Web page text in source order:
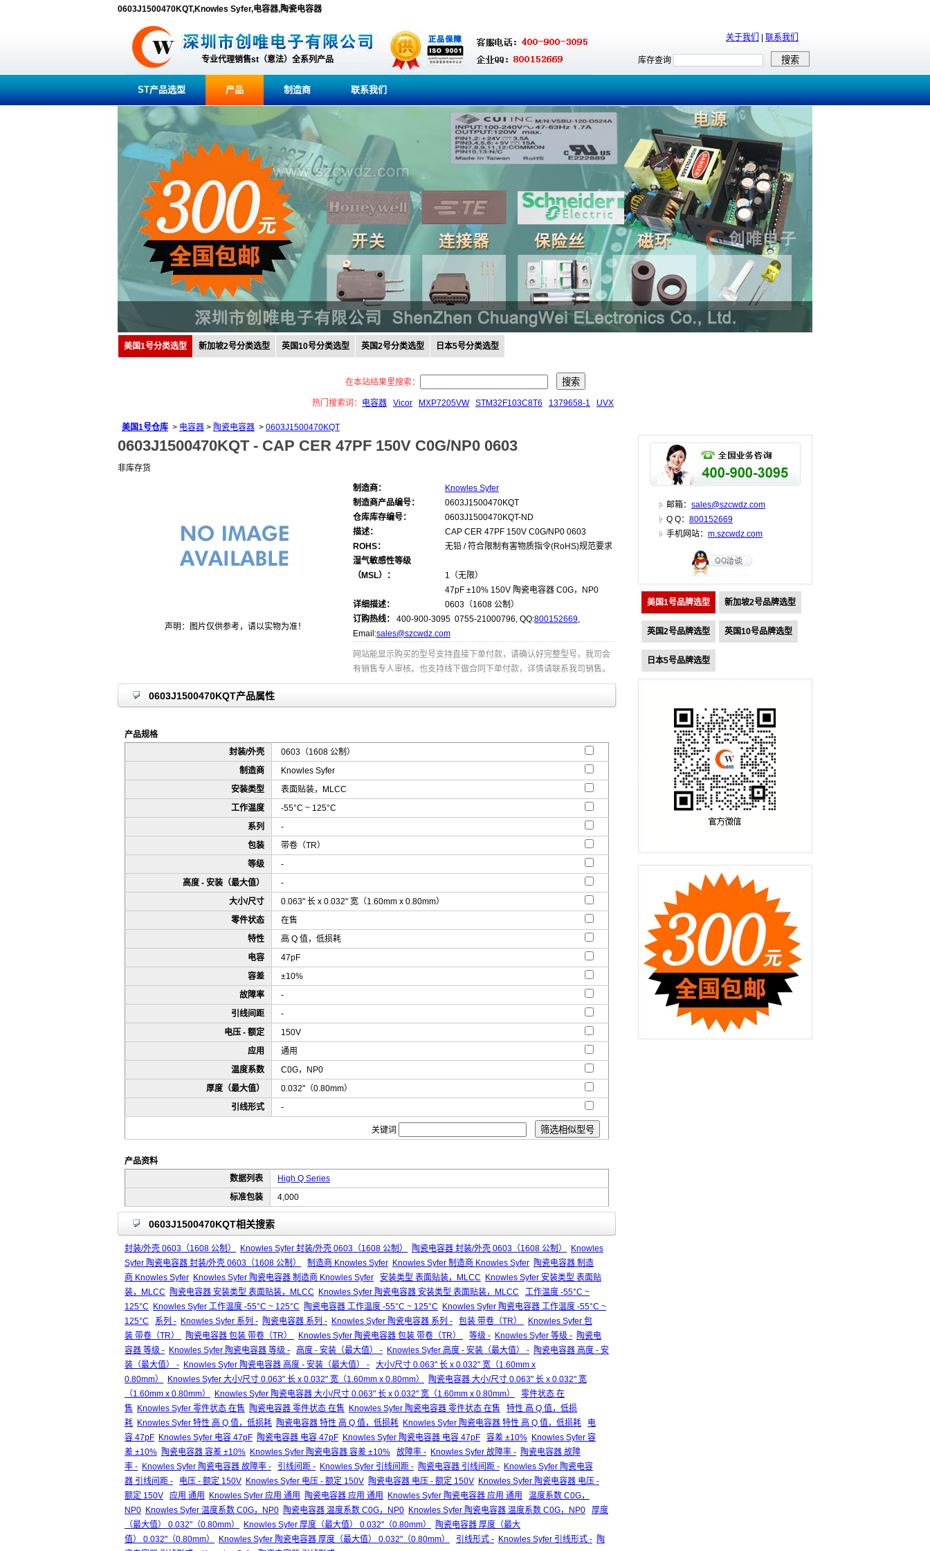
0603J1500470KQT,Knowles Syfer,电容器,陶瓷电容器
专业代理销售st（意法）全系列产品
关于我们 联系我们
库存查询
ST产品选型 产品 制造商 联系我们
美国1号分类选型 新加坡2号分类选型 英国10号分类选型 英国2号分类选型 日本5号分类选型
在本站结果里搜索：
热门搜索词： 电容器 Vicor MXP7205VW STM32F103C8T6 1379658-1 UVX
美国1号仓库 > 电容器 > 陶瓷电容器 > 0603J1500470KQT
0603J1500470KQT - CAP CER 47PF 150V C0G/NP0 0603
非库存货
声明：图片仅供参考，请以实物为准！
制造商：
Knowles Syfer
制造商产品编号：
0603J1500470KQT
仓库库存编号：
0603J1500470KQT-ND
描述：
CAP CER 47PF 150V C0G/NP0 0603
ROHS：
无铅 / 符合限制有害物质指令(RoHS)规范要求
湿气敏感性等级
（MSL）：
1（无限）
详细描述：
47pF ±10% 150V 陶瓷电容器 C0G，NP0
0603（1608 公制）
订购热线：
400-900-3095 0755-21000796, QQ:800152669,
Email:sales@szcwdz.com
网站能显示购买的型号支持直接下单付款，请确认好完整型号，我司会
有销售专人审核。也支持线下做合同下单付款，详情请联系我司销售。
0603J1500470KQT产品属性
产品规格
封装/外壳
0603（1608 公制）
制造商
Knowles Syfer
安装类型
表面贴装，MLCC
工作温度
-55°C ~ 125°C
系列
-
包装
带卷（TR）
等级
-
高度 - 安装（最大值）
-
大小/尺寸
0.063" 长 x 0.032" 宽（1.60mm x 0.80mm）
零件状态
在售
特性
高 Q 值，低损耗
电容
47pF
容差
±10%
故障率
-
引线间距
-
电压 - 额定
150V
应用
通用
温度系数
C0G，NP0
厚度（最大值）
0.032"（0.80mm）
引线形式
-
关键词
产品资料
数据列表
High Q Series
标准包装
4,000
0603J1500470KQT相关搜索
封装/外壳 0603（1608 公制） Knowles Syfer 封装/外壳 0603（1608 公制） 陶瓷电容器 封装/外壳 0603（1608 公制）
Knowles
Syfer 陶瓷电容器 封装/外壳 0603（1608 公制）
制造商 Knowles Syfer Knowles Syfer 制造商 Knowles Syfer 陶瓷电容器 制造
商 Knowles Syfer Knowles Syfer 陶瓷电容器 制造商 Knowles Syfer 安装类型 表面贴装，MLCC
Knowles Syfer 安装类型 表面贴
装，MLCC
陶瓷电容器 安装类型 表面贴装，MLCC Knowles Syfer 陶瓷电容器 安装类型 表面贴装，MLCC
工作温度 -55°C ~
125°C
Knowles Syfer 工作温度 -55°C ~ 125°C 陶瓷电容器 工作温度 -55°C ~ 125°C
Knowles Syfer 陶瓷电容器 工作温度 -55°C ~
125°C
系列 - Knowles Syfer 系列 - 陶瓷电容器 系列 - Knowles Syfer 陶瓷电容器 系列 - 包装 带卷（TR）
Knowles Syfer 包
装 带卷（TR）
陶瓷电容器 包装 带卷（TR） Knowles Syfer 陶瓷电容器 包装 带卷（TR） 等级 - Knowles Syfer 等级 - 陶瓷电
容器 等级 - Knowles Syfer 陶瓷电容器 等级 - 高度 - 安装（最大值） - Knowles Syfer 高度 - 安装（最大值） - 陶瓷电容器 高度 - 安
装（最大值） - Knowles Syfer 陶瓷电容器 高度 - 安装（最大值） -
大小/尺寸 0.063" 长 x 0.032" 宽（1.60mm x
0.80mm）
Knowles Syfer 大小/尺寸 0.063" 长 x 0.032" 宽（1.60mm x 0.80mm）
陶瓷电容器 大小/尺寸 0.063" 长 x 0.032" 宽
（1.60mm x 0.80mm）
Knowles Syfer 陶瓷电容器 大小/尺寸 0.063" 长 x 0.032" 宽（1.60mm x 0.80mm）
零件状态 在
售
Knowles Syfer 零件状态 在售 陶瓷电容器 零件状态 在售 Knowles Syfer 陶瓷电容器 零件状态 在售
特性 高 Q 值，低损
耗 Knowles Syfer 特性 高 Q 值，低损耗 陶瓷电容器 特性 高 Q 值，低损耗 Knowles Syfer 陶瓷电容器 特性 高 Q 值，低损耗
电
容 47pF Knowles Syfer 电容 47pF 陶瓷电容器 电容 47pF Knowles Syfer 陶瓷电容器 电容 47pF 容差 ±10% Knowles Syfer 容
差 ±10% 陶瓷电容器 容差 ±10% Knowles Syfer 陶瓷电容器 容差 ±10% 故障率 - Knowles Syfer 故障率 - 陶瓷电容器 故障
率 - Knowles Syfer 陶瓷电容器 故障率 - 引线间距 - Knowles Syfer 引线间距 - 陶瓷电容器 引线间距 - Knowles Syfer 陶瓷电容
器 引线间距 -
电压 - 额定 150V Knowles Syfer 电压 - 额定 150V 陶瓷电容器 电压 - 额定 150V Knowles Syfer 陶瓷电容器 电压 -
额定 150V
应用 通用 Knowles Syfer 应用 通用 陶瓷电容器 应用 通用 Knowles Syfer 陶瓷电容器 应用 通用
温度系数 C0G，
NP0 Knowles Syfer 温度系数 C0G，NP0 陶瓷电容器 温度系数 C0G，NP0 Knowles Syfer 陶瓷电容器 温度系数 C0G，NP0
厚度
（最大值） 0.032"（0.80mm）
Knowles Syfer 厚度（最大值） 0.032"（0.80mm）
陶瓷电容器 厚度（最大
值） 0.032"（0.80mm）
Knowles Syfer 陶瓷电容器 厚度（最大值） 0.032"（0.80mm） 引线形式 - Knowles Syfer 引线形式 - 陶
邮箱： sales@szcwdz.com
Q Q： 800152669
手机网站： m.szcwdz.com
美国1号品牌选型 新加坡2号品牌选型
英国2号品牌选型 英国10号品牌选型
日本5号品牌选型